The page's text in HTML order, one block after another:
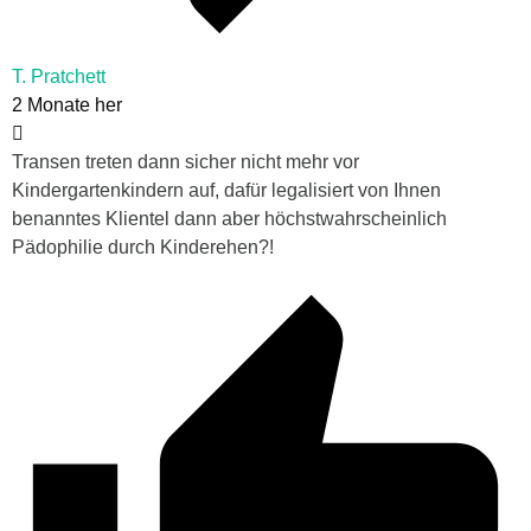
T. Pratchett
2 Monate her
Transen treten dann sicher nicht mehr vor
Kindergartenkindern auf, dafür legalisiert von Ihnen
benanntes Klientel dann aber höchstwahrscheinlich
Pädophilie durch Kinderehen?!